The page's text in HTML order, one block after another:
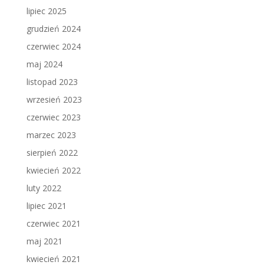
lipiec 2025
grudzień 2024
czerwiec 2024
maj 2024
listopad 2023
wrzesień 2023
czerwiec 2023
marzec 2023
sierpień 2022
kwiecień 2022
luty 2022
lipiec 2021
czerwiec 2021
maj 2021
kwiecień 2021